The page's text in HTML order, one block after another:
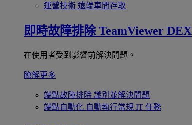
運營技術 遠端車間存取
即時故障排除 TeamViewer DEX
在使用者受到影響前解決問題。
瞭解更多
端點故障排除 識別並解決問題
端點自動化 自動執行常規 IT 任務